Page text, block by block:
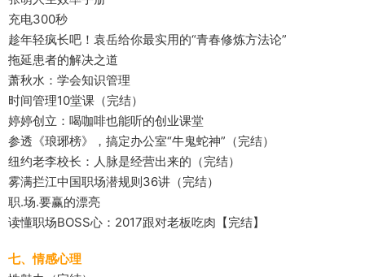
充电300秒
趁年轻疯长吧！袁岳给你最实用的“青春修炼方法论”
拖延患者的解决之道
萧秋水：学会知识管理
时间管理10堂课（完结）
婷婷创立：喝咖啡也能听的创业课堂
参透《琅琊榜》，搞定办公室“牛鬼蛇神”（完结）
纽约老李校长：人脉是经营出来的（完结）
雾满拦江中国职场潜规则36讲（完结）
职.场.要赢的漂亮
读懂职场BOSS心：2017跟对老板吃肉【完结】
七、情感心理